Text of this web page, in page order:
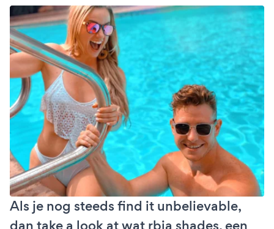
Als je nog steeds find it unbelievable,